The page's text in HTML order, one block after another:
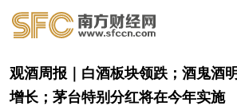
观酒周报｜白酒板块领跌；酒鬼酒
增长；茅台特别分红将在今年实施